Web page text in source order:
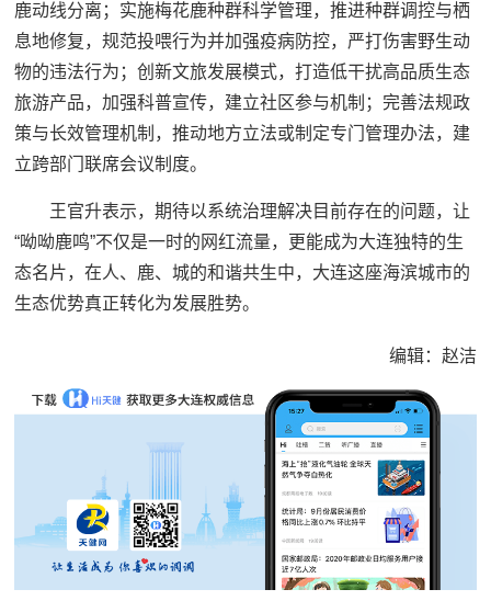
鹿动线分离；实施梅花鹿种群科学管理，推进种群调控与栖
息地修复，规范投喂行为并加强疫病防控，严打伤害野生动
物的违法行为；创新文旅发展模式，打造低干扰高品质生态
旅游产品，加强科普宣传，建立社区参与机制；完善法规政
策与长效管理机制，推动地方立法或制定专门管理办法，建
立跨部门联席会议制度。
王官升表示，期待以系统治理解决目前存在的问题，让
“呦呦鹿鸣”不仅是一时的网红流量，更能成为大连独特的生
态名片，在人、鹿、城的和谐共生中，大连这座海滨城市的
生态优势真正转化为发展胜势。
编辑：赵洁